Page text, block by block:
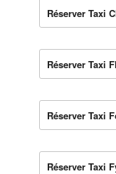
Réserver Taxi
Réserver Taxi
Réserver Taxi
Réserver Taxi